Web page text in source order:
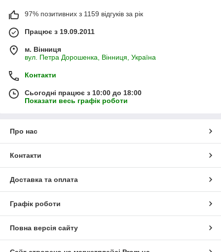
97% позитивних з 1159 відгуків за рік
Працює з 19.09.2011
м. Вінниця
вул. Петра Дорошенка, Вінниця, Україна
Контакти
Сьогодні працює з 10:00 до 18:00
Показати весь графік роботи
Про нас
Контакти
Доставка та оплата
Графік роботи
Повна версія сайту